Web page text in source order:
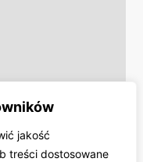
jakość
treści dostosowane